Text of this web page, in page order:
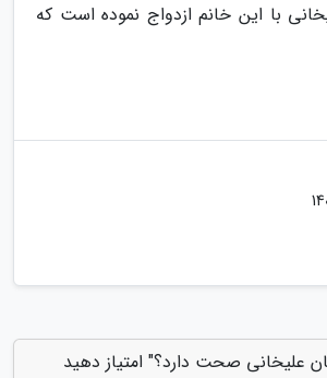
با این خانم ازدواج نموده است که
علیخانی صحت دارد؟" امتیاز دهید